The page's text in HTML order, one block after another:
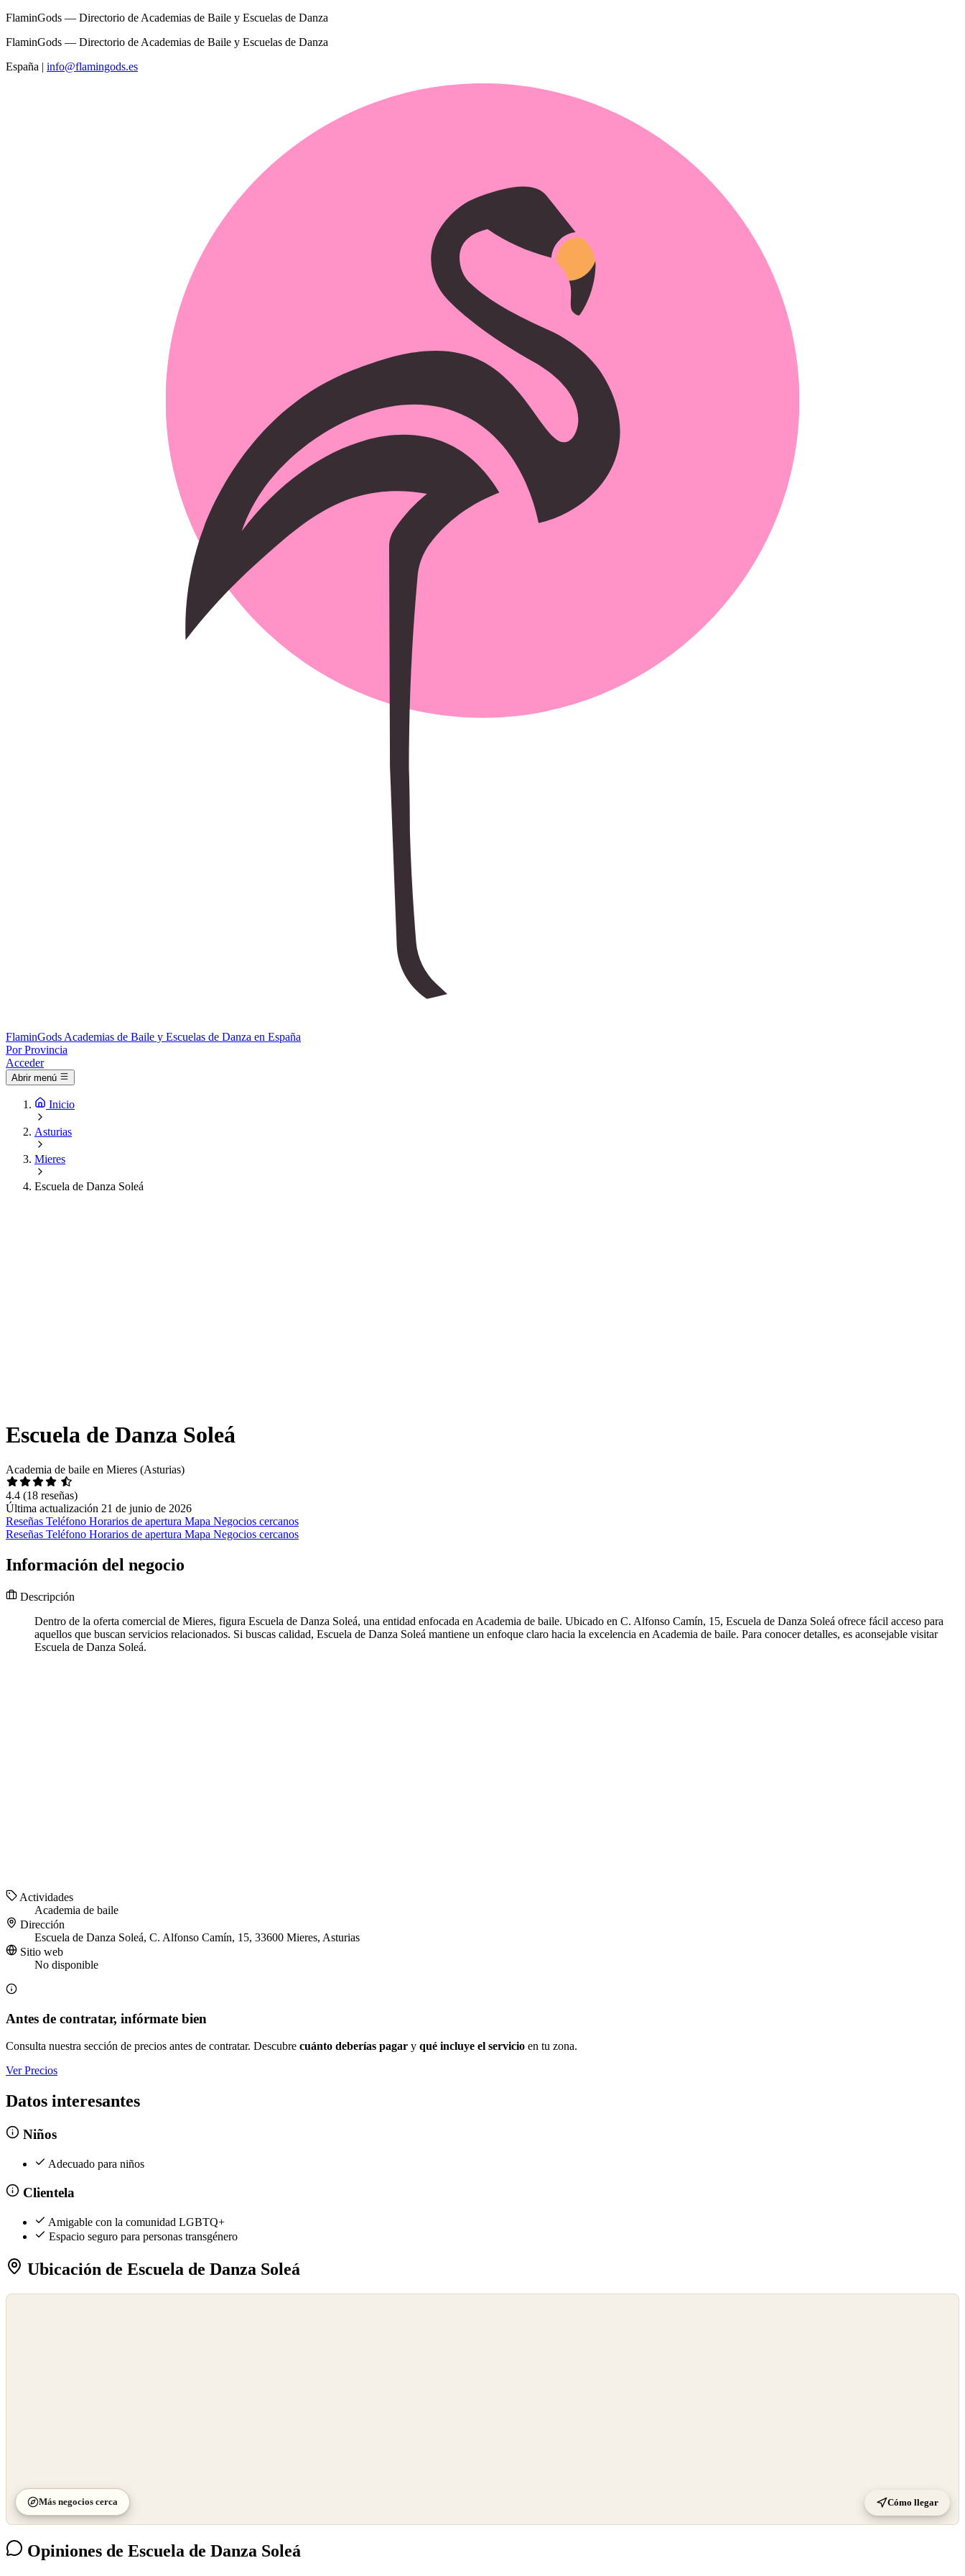
FlaminGods — Directorio de Academias de Baile y Escuelas de Danza
FlaminGods — Directorio de Academias de Baile y Escuelas de Danza
España | info@flamingods.es
FlaminGods Academias de Baile y Escuelas de Danza en España
Por Provincia
Acceder
Abrir menú
Inicio
Asturias
Mieres
Escuela de Danza Soleá
Escuela de Danza Soleá
Academia de baile en Mieres (Asturias)
4.4 (18 reseñas)
Última actualización 21 de junio de 2026
Reseñas Teléfono Horarios de apertura Mapa Negocios cercanos
Reseñas Teléfono Horarios de apertura Mapa Negocios cercanos
Información del negocio
Descripción
Dentro de la oferta comercial de Mieres, figura Escuela de Danza Soleá, una entidad enfocada en Academia de baile. Ubicado en C. Alfonso Camín, 15, Escuela de Danza Soleá ofrece fácil acceso para
aquellos que buscan servicios relacionados. Si buscas calidad, Escuela de Danza Soleá mantiene un enfoque claro hacia la excelencia en Academia de baile. Para conocer detalles, es aconsejable visitar
Escuela de Danza Soleá.
Actividades
Academia de baile
Dirección
Escuela de Danza Soleá, C. Alfonso Camín, 15, 33600 Mieres, Asturias
Sitio web
No disponible
Antes de contratar, infórmate bien
Consulta nuestra sección de precios antes de contratar. Descubre cuánto deberías pagar y qué incluye el servicio en tu zona.
Ver Precios
Datos interesantes
Niños
Adecuado para niños
Clientela
Amigable con la comunidad LGBTQ+
Espacio seguro para personas transgénero
Ubicación de Escuela de Danza Soleá
Más negocios cerca Cómo llegar
Opiniones de Escuela de Danza Soleá